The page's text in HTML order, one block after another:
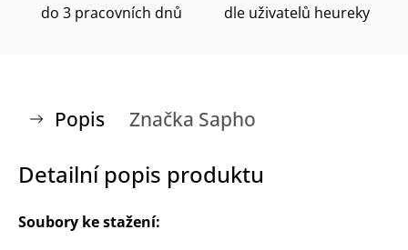
do 3 pracovních dnů dle uživatelů heureky
Popis Značka Sapho
Detailní popis produktu
Soubory ke stažení: